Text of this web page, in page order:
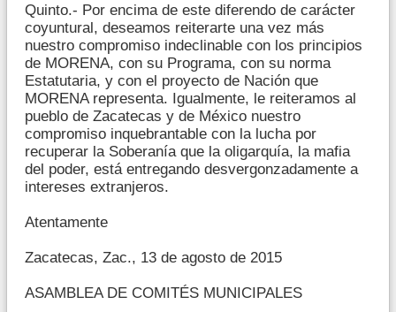
Quinto.- Por encima de este diferendo de carácter
coyuntural, deseamos reiterarte una vez más
nuestro compromiso indeclinable con los principios
de MORENA, con su Programa, con su norma
Estatutaria, y con el proyecto de Nación que
MORENA representa. Igualmente, le reiteramos al
pueblo de Zacatecas y de México nuestro
compromiso inquebrantable con la lucha por
recuperar la Soberanía que la oligarquía, la mafia
del poder, está entregando desvergonzadamente a
intereses extranjeros.
Atentamente
Zacatecas, Zac., 13 de agosto de 2015
ASAMBLEA DE COMITÉS MUNICIPALES